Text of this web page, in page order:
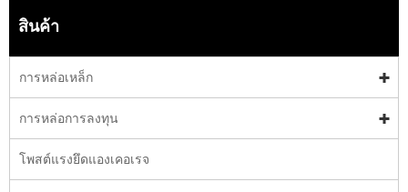
สินค้า
การหล่อเหล็ก
การหล่อการลงทุน
โพสต์แรงยึดแองเคอเรจ